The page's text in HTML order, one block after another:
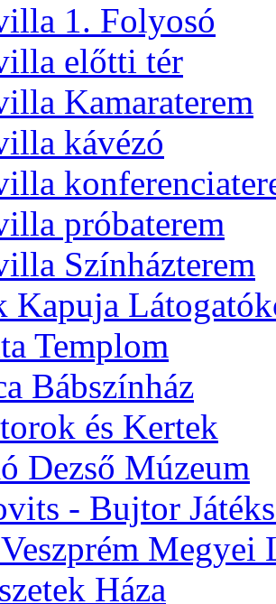
1. Folyosó
előtti tér
Kamaraterem
kávézó
próbaterem
Színházterem
Kapuja
Templom
Bábszínház
és Kertek
Dezső Múzeum
- Bujtor
Megyei
Háza